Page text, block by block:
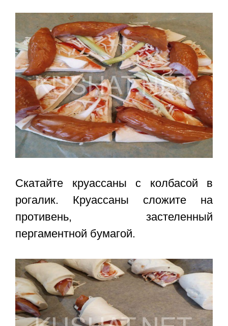
Скатайте круассаны с колбасой в
рогалик. Круассаны сложите на
противень, застеленный
пергаментной бумагой.